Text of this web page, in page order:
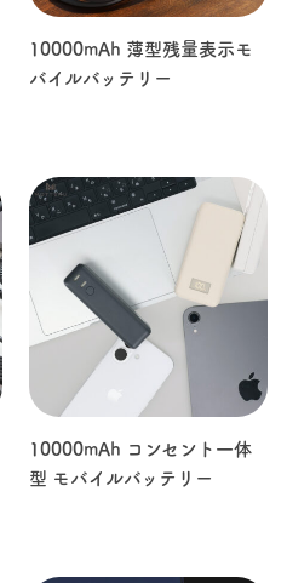
10000mAh 薄型残量表示モ
バイルバッテリー
10000mAh コンセント一体
型 モバイルバッテリー